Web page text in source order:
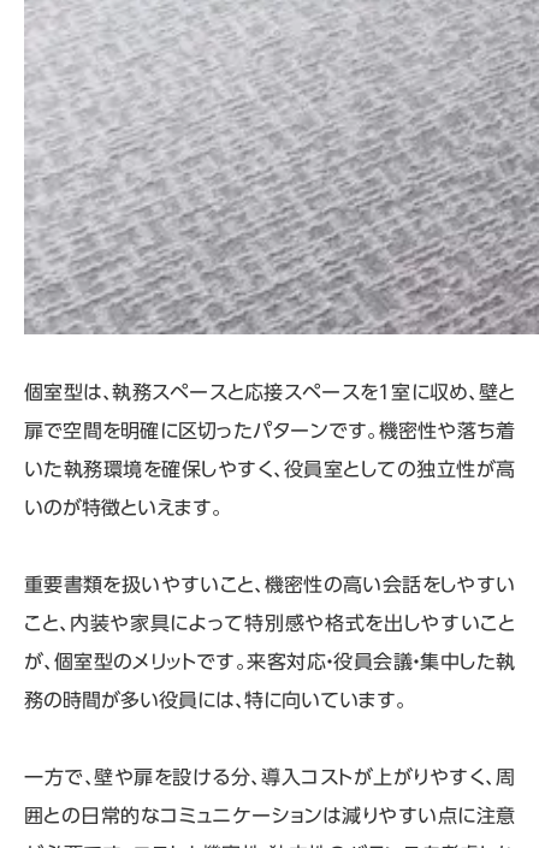
個室型は、執務スペースと応接スペースを1 室に収め、壁と
扉で空間を明確に区切ったパターンです。機密性や落ち着
いた執務環境を確保しやすく、役員室としての独立性が高
いのが特徴といえます。
重要書類を扱いやすいこと、機密性の高い会話をしやすい
こと、内装や家具によって特別感や格式を出しやすいこと
が、個室型のメリットです。来客対応・役員会議・集中した執
務の時間が多い役員には、特に向いています。
一方で、壁や扉を設ける分、導入コストが上がりやすく、周
囲との日常的なコミュニケーションは減りやすい点に注意